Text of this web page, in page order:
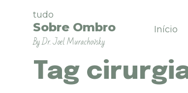
tudo
Sobre Ombro
By Dr. Joel Murachovsky
Início
Tag